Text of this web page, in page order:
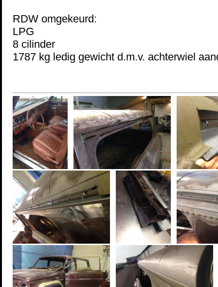
RDW omgekeurd:
LPG
8 cilinder
1787 kg ledig gewicht d.m.v. achterwiel